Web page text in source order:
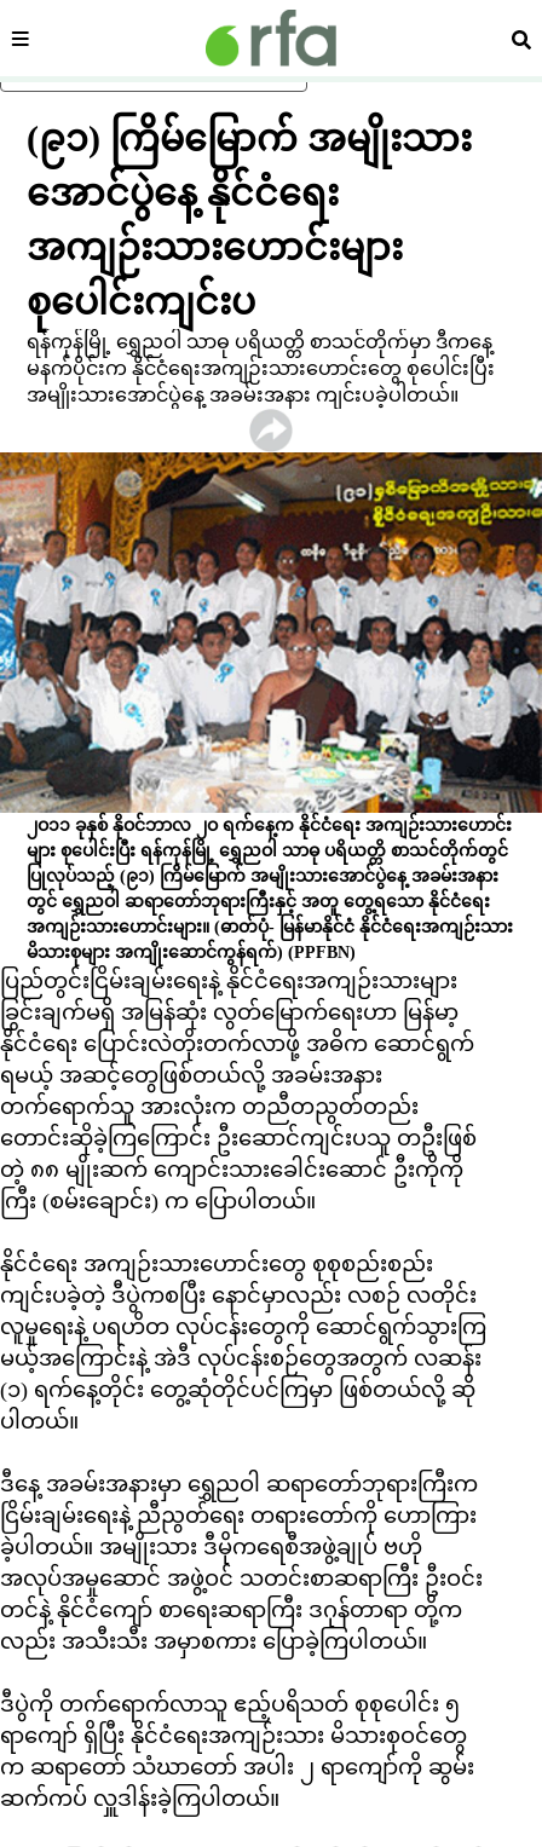
ပင်မအကြောင်းအရာသို့ ကျော်ရန်
ကဏ္ဍ ရှာ
(၉၁) ကြိမ်မြောက် အမျိုးသား
အောင်ပွဲနေ့ နိုင်ငံရေး
အကျဉ်းသားဟောင်းများ
စုပေါင်းကျင်းပ
ရန်ကုန်မြို့ ရွှေညဝါ သာဓု ပရိယတ္တိ စာသင်တိုက်မှာ ဒီကနေ့
မနက်ပိုင်းက နိုင်ငံရေးအကျဉ်းသားဟောင်းတွေ စုပေါင်းပြီး
အမျိုးသားအောင်ပွဲနေ့ အခမ်းအနား ကျင်းပခဲ့ပါတယ်။
၂ဝ၁၁ ခုနှစ် နိုဝင်ဘာလ ၂ဝ ရက်နေ့က နိုင်ငံရေး အကျဉ်းသားဟောင်း
များ စုပေါင်းပြီး ရန်ကုန်မြို့ ရွှေညဝါ သာဓု ပရိယတ္တိ စာသင်တိုက်တွင်
ပြုလုပ်သည့် (၉၁) ကြိမ်မြောက် အမျိုးသားအောင်ပွဲနေ့ အခမ်းအနား
တွင် ရွှေညဝါ ဆရာတော်ဘုရားကြီးနှင့် အတူ တွေ့ရသော နိုင်ငံရေး
အကျဉ်းသားဟောင်းများ။ (ဓာတ်ပုံ- မြန်မာနိုင်ငံ နိုင်ငံရေးအကျဉ်းသား
မိသားစုများ အကျိုးဆောင်ကွန်ရက်)(PPFBN)
ပြည်တွင်းငြိမ်းချမ်းရေးနဲ့ နိုင်ငံရေးအကျဉ်းသားများ
ခြွင်းချက်မရှိ အမြန်ဆုံး လွတ်မြောက်ရေးဟာ မြန်မာ့
နိုင်ငံရေး ပြောင်းလဲတိုးတက်လာဖို့ အဓိက ဆောင်ရွက်
ရမယ့် အဆင့်တွေဖြစ်တယ်လို့ အခမ်းအနား
တက်ရောက်သူ အားလုံးက တညီတညွတ်တည်း
တောင်းဆိုခဲ့ကြကြောင်း ဦးဆောင်ကျင်းပသူ တဦးဖြစ်
တဲ့ ၈၈ မျိုးဆက် ကျောင်းသားခေါင်းဆောင် ဦးကိုကို
ကြီး (စမ်းချောင်း) က ပြောပါတယ်။
နိုင်ငံရေး အကျဉ်းသားဟောင်းတွေ စုစုစည်းစည်း
ကျင်းပခဲ့တဲ့ ဒီပွဲကစပြီး နောင်မှာလည်း လစဉ် လတိုင်း
လူမှုရေးနဲ့ ပရဟိတ လုပ်ငန်းတွေကို ဆောင်ရွက်သွားကြ
မယ့်အကြောင်းနဲ့ အဲဒီ လုပ်ငန်းစဉ်တွေအတွက် လဆန်း
(၁) ရက်နေ့တိုင်း တွေ့ဆုံတိုင်ပင်ကြမှာ ဖြစ်တယ်လို့ ဆို
ပါတယ်။
ဒီနေ့ အခမ်းအနားမှာ ရွှေညဝါ ဆရာတော်ဘုရားကြီးက
ငြိမ်းချမ်းရေးနဲ့ ညီညွတ်ရေး တရားတော်ကို ဟောကြား
ခဲ့ပါတယ်။ အမျိုးသား ဒီမိုကရေစီအဖွဲ့ချုပ် ဗဟို
အလုပ်အမှုဆောင် အဖွဲ့ဝင် သတင်းစာဆရာကြီး ဦးဝင်း
တင်နဲ့ နိုင်ငံကျော် စာရေးဆရာကြီး ဒဂုန်တာရာ တို့က
လည်း အသီးသီး အမှာစကား ပြောခဲ့ကြပါတယ်။
ဒီပွဲကို တက်ရောက်လာသူ ဧည့်ပရိသတ် စုစုပေါင်း ၅
ရာကျော် ရှိပြီး နိုင်ငံရေးအကျဉ်းသား မိသားစုဝင်တွေ
က ဆရာတော် သံဃာတော် အပါး ၂ ရာကျော်ကို ဆွမ်း
ဆက်ကပ် လှူဒါန်းခဲ့ကြပါတယ်။